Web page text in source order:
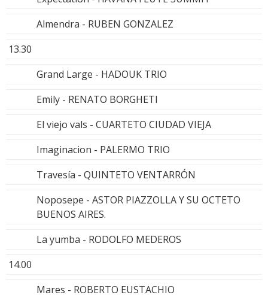
Almendra - RUBEN GONZALEZ
13.30
Grand Large - HADOUK TRIO
Emily - RENATO BORGHETI
El viejo vals - CUARTETO CIUDAD VIEJA
Imaginacion - PALERMO TRIO
Travesía - QUINTETO VENTARRÓN
Noposepe - ASTOR PIAZZOLLA Y SU OCTETO
BUENOS AIRES.
La yumba - RODOLFO MEDEROS
14.00
Mares - ROBERTO EUSTACHIO